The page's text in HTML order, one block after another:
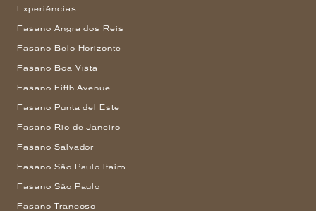
Experiências
Fasano Angra dos Reis
Fasano Belo Horizonte
Fasano Boa Vista
Fasano Fifth Avenue
Fasano Punta del Este
Fasano Rio de Janeiro
Fasano Salvador
Fasano São Paulo Itaim
Fasano São Paulo
Fasano Trancoso